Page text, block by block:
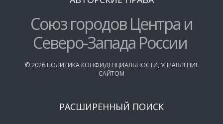
Союз городов Центра и
Северо-Запада России
©2026 ПОЛИТИКА КОНФИДЕНЦИАЛЬНОСТИ, УПРАВЛЕНИЕ
САЙТОМ
РАСШИРЕННЫЙ ПОИСК